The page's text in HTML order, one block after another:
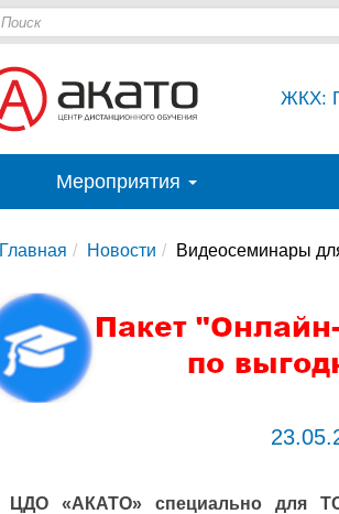
ЖКХ:
Мероприятия
Главная Новости Видеосеминары
ЦДО «АКАТО» специально для